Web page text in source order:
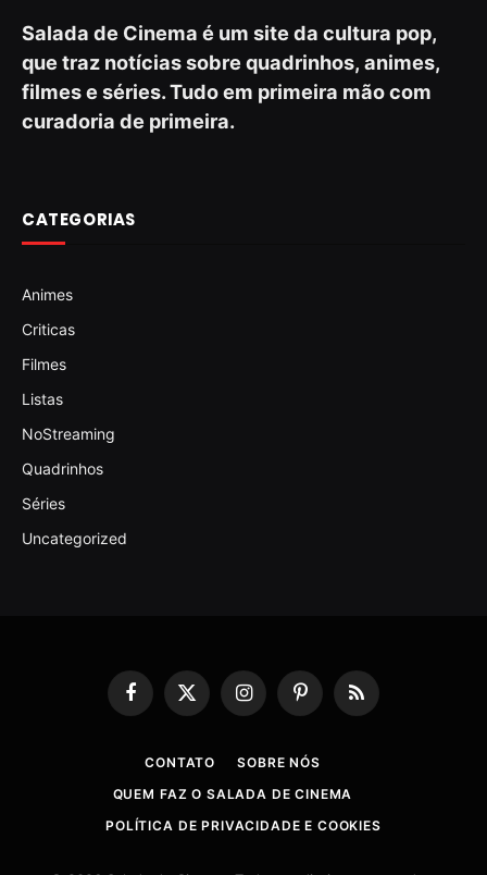
Salada de Cinema é um site da cultura pop,
que traz notícias sobre quadrinhos, animes,
filmes e séries. Tudo em primeira mão com
curadoria de primeira.
CATEGORIAS
Animes
Criticas
Filmes
Listas
NoStreaming
Quadrinhos
Séries
Uncategorized
Facebook
X
InstagramPinterestRSS
CONTATO
SOBRE NÓS
QUEM FAZ O SALADA DE CINEMA
POLÍTICA DE PRIVACIDADE E COOKIES